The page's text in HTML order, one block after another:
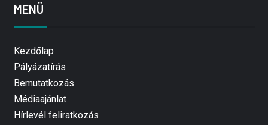
MENÜ
Kezdőlap
Pályázatírás
Bemutatkozás
Médiaajánlat
Hírlevél feliratkozás